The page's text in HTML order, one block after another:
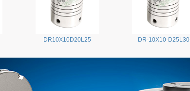
DR10X10D20L25 DR-10X10-D25L30